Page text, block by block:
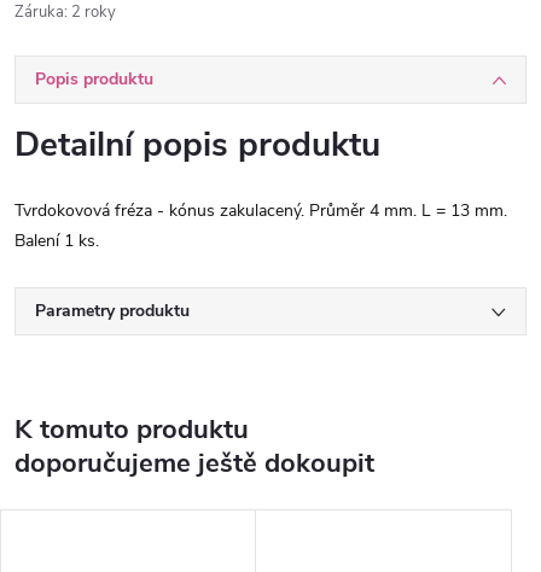
Záruka: 2 roky
Popis produktu
Detailní popis produktu
Tvrdokovová fréza - kónus zakulacený. Průměr 4 mm. L = 13 mm.
Balení 1 ks.
Parametry produktu
K tomuto produktu
doporučujeme ještě dokoupit